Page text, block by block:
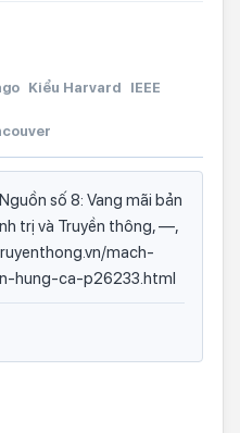
Kiểu Harvard IEEE
số 8: Vang mãi bản
trị và Truyền thông, —,
mach-
hung-ca-p26233.html